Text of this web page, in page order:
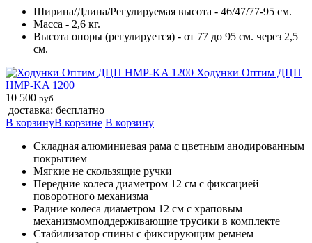
Ширина/Длина/Регулируемая высота - 46/47/77-95 см.
Масса - 2,6 кг.
Высота опоры (регулируется) - от 77 до 95 см. через 2,5
см.
Ходунки Оптим ДЦП
HMP-KA 1200
10 500 руб.
доставка: бесплатно
В корзинуВ корзине В корзину
Складная алюминиевая рама с цветным анодированным
покрытием
Мягкие не скользящие ручки
Передние колеса диаметром 12 см c фиксацией
поворотного механизма
Pадние колеса диаметром 12 см с храповым
механизмомподдерживающие трусики в комплекте
Cтабилизатор спины с фиксирующим ремнем